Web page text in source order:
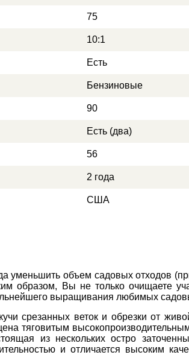
75
10:1
Есть
Бензиновые
90
Есть (два)
56
2 года
США
уменьшить объем садовых отходов
образом, Вы не только очищаете
выращивания любимых
срезанных веток и обрезки от
тяговитым
из нескольких остро
и отличается высоким